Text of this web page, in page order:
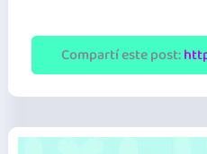
Compartí este post: